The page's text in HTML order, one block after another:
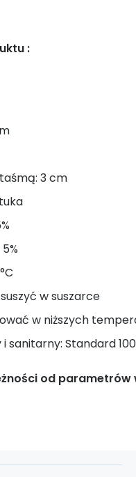
:
3 cm
w suszarce
w niższych
Standard 100
od